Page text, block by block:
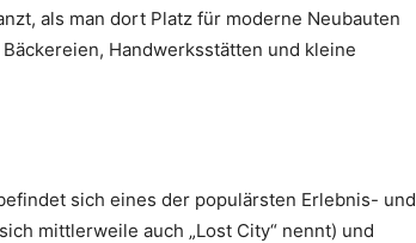
als man dort Platz für moderne Neubauten
Handwerksstätten und kleine
sich eines der populärsten Erlebnis- und
mittlerweile auch „Lost City“ nennt) und